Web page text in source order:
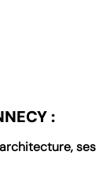
:
ses